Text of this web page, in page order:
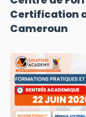
Certification
Cameroun